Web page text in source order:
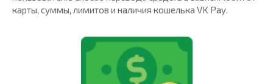
карты, суммы, лимитов и наличия кошелька VK Pay.